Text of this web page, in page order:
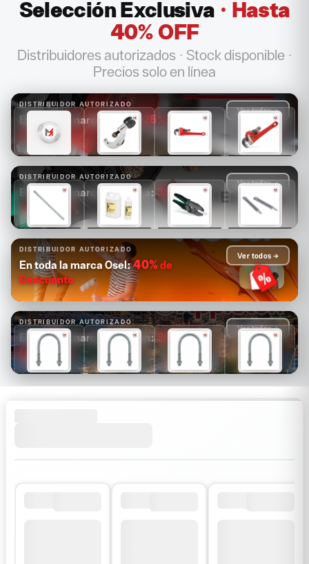
Selección Exclusiva · Hasta
40% OFF
Distribuidores autorizados · Stock disponible ·
Precios solo en línea
DISTRIBUIDOR AUTORIZADO
En toda la marca Ridgid: 25%
Descuento
Ver todos →
$1,261 $817 $878 $985
DISTRIBUIDOR AUTORIZADO
En toda la marca Greenlee: 30%
Descuento
Ver todos →
$10,416 $2,888 $1,752 $1,459
DISTRIBUIDOR AUTORIZADO
En toda la marca Osel:40%de
Descuento
Ver todos →
DISTRIBUIDOR AUTORIZADO
En toda la marca Appleton:30%de
Descuento
Ver todos →
$18 $24 $21 $38